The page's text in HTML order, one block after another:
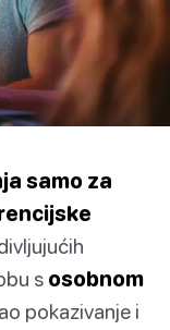
samo za
s osobnom
pokazivanje i